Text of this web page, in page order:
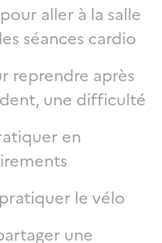
pour aller à la salle
séances cardio
reprendre après
une difficulté
en
le vélo
une